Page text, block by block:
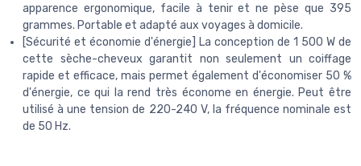
apparence ergonomique, facile à tenir et ne pèse que 395
grammes. Portable et adapté aux voyages à domicile.
[Sécurité et économie d'énergie] La conception de 1 500 W de
cette sèche-cheveux garantit non seulement un coiffage
rapide et efficace, mais permet également d'économiser 50 %
d'énergie, ce qui la rend très économe en énergie. Peut être
utilisé à une tension de 220-240 V, la fréquence nominale est
de 50 Hz.